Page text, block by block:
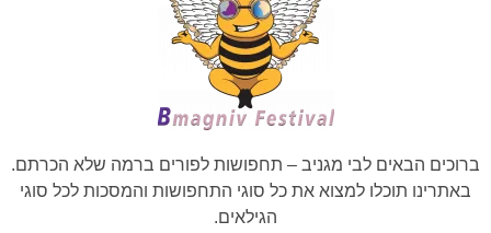
ברוכים הבאים לבי מגניב – תחפושות לפורים ברמה שלא הכרתם.
באתרינו תוכלו למצוא את כל סוגי התחפושות והמסכות לכל סוגי
הגילאים.